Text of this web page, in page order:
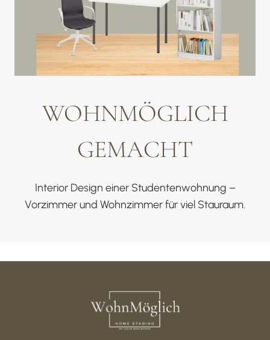
WOHNMÖGLICH
GEMACHT
Interior Design einer Studentenwohnung –
Vorzimmer und Wohnzimmer für viel Stauraum.